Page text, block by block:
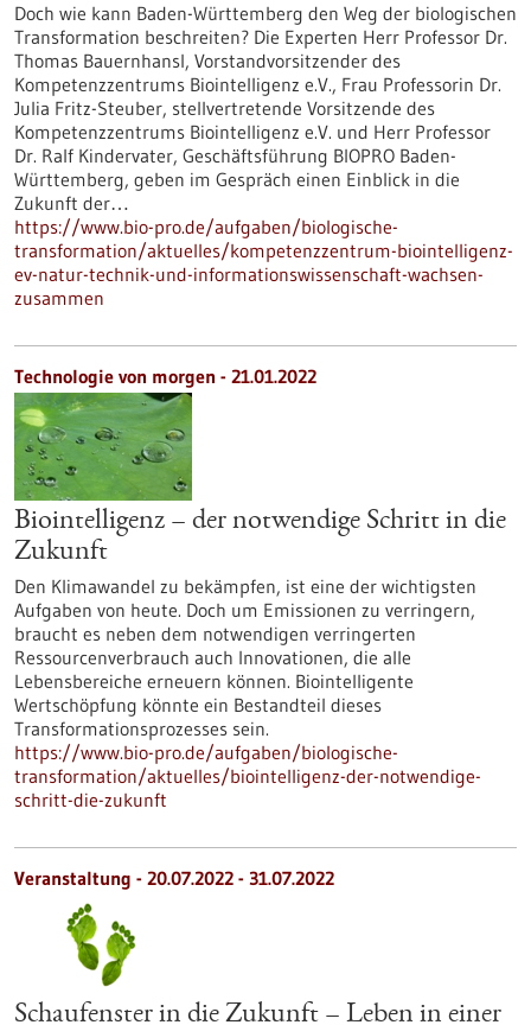
Doch wie kann Baden-Württemberg den Weg der biologischen
Transformation beschreiten? Die Experten Herr Professor Dr.
Thomas Bauernhansl, Vorstandvorsitzender des
Kompetenzzentrums Biointelligenz e.V., Frau Professorin Dr.
Julia Fritz-Steuber, stellvertretende Vorsitzende des
Kompetenzzentrums Biointelligenz e.V. und Herr Professor
Dr. Ralf Kindervater, Geschäftsführung BIOPRO Baden-
Württemberg, geben im Gespräch einen Einblick in die
Zukunft der…
https://www.bio-pro.de/aufgaben/biologische-
transformation/aktuelles/kompetenzzentrum-biointelligenz-
ev-natur-technik-und-informationswissenschaft-wachsen-
zusammen
Technologie von morgen - 21.01.2022
Biointelligenz – der notwendige Schritt in die
Zukunft
Den Klimawandel zu bekämpfen, ist eine der wichtigsten
Aufgaben von heute. Doch um Emissionen zu verringern,
braucht es neben dem notwendigen verringerten
Ressourcenverbrauch auch Innovationen, die alle
Lebensbereiche erneuern können. Biointelligente
Wertschöpfung könnte ein Bestandteil dieses
Transformationsprozesses sein.
https://www.bio-pro.de/aufgaben/biologische-
transformation/aktuelles/biointelligenz-der-notwendige-
schritt-die-zukunft
Veranstaltung - 20.07.2022 - 31.07.2022
Schaufenster in die Zukunft – Leben in einer